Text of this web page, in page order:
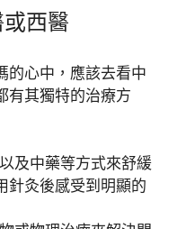
西醫
的心中，應該去看中
有其獨特的治療方
及中藥等方式來舒緩
針灸後感受到明顯的